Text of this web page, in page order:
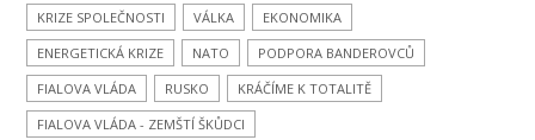
KRIZE SPOLEČNOSTI
VÁLKA
EKONOMIKA
ENERGETICKÁ KRIZE
NATO
PODPORA BANDEROVCŮ
FIALOVA VLÁDA
RUSKO
KRÁČÍME K TOTALITĚ
FIALOVA VLÁDA - ZEMŠTÍ ŠKŮDCI